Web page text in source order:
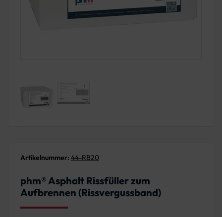
Artikelnummer: 44-RB20
phm® Asphalt Rissfüller zum
Aufbrennen (Rissvergussband)